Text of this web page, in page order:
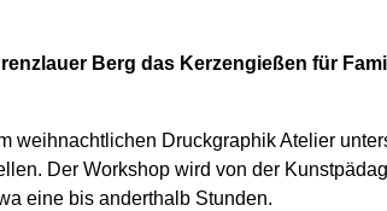
Berg das Kerzengießen für
weihnachtlichen Druckgraphik Atelier
Der Workshop wird von der
eine bis anderthalb Stunden.